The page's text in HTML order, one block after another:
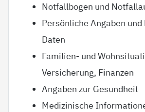
Notfallbogen und
Persönliche Angaben
Daten
Familien- und
Versicherung, Finanzen
Angaben zur Gesundheit
Medizinische